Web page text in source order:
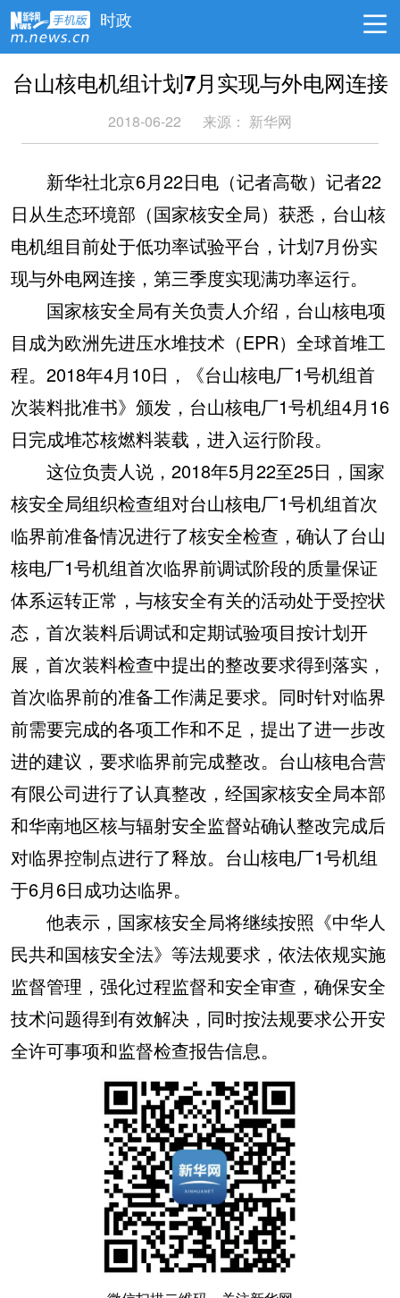
时政
台山核电机组计划7月实现与外电网连接
2018-06-22 来源： 新华网
新华社北京6月22日电（记者高敬）记者22
日从生态环境部（国家核安全局）获悉，台山核
电机组目前处于低功率试验平台，计划7月份实
现与外电网连接，第三季度实现满功率运行。
国家核安全局有关负责人介绍，台山核电项
目成为欧洲先进压水堆技术（EPR）全球首堆工
程。2018年4月10日，《台山核电厂1号机组首
次装料批准书》颁发，台山核电厂1号机组4月16
日完成堆芯核燃料装载，进入运行阶段。
这位负责人说，2018年5月22至25日，国家
核安全局组织检查组对台山核电厂1号机组首次
临界前准备情况进行了核安全检查，确认了台山
核电厂1号机组首次临界前调试阶段的质量保证
体系运转正常，与核安全有关的活动处于受控状
态，首次装料后调试和定期试验项目按计划开
展，首次装料检查中提出的整改要求得到落实，
首次临界前的准备工作满足要求。同时针对临界
前需要完成的各项工作和不足，提出了进一步改
进的建议，要求临界前完成整改。台山核电合营
有限公司进行了认真整改，经国家核安全局本部
和华南地区核与辐射安全监督站确认整改完成后
对临界控制点进行了释放。台山核电厂1号机组
于6月6日成功达临界。
他表示，国家核安全局将继续按照《中华人
民共和国核安全法》等法规要求，依法依规实施
监督管理，强化过程监督和安全审查，确保安全
技术问题得到有效解决，同时按法规要求公开安
全许可事项和监督检查报告信息。